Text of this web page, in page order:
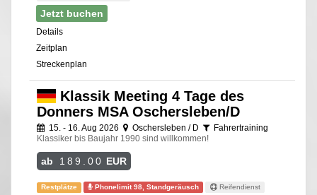
Jetzt buchen
Details
Zeitplan
Streckenplan
Klassik Meeting 4 Tage des
Donners MSA Oschersleben/D
15. - 16. Aug 2026 Oschersleben / D
Fahrertraining
Klassiker bis Baujahr 1990 sind willkommen!
ab 189.00 EUR
Restplätze Phonelimit 98, Standgeräusch
Reifendienst